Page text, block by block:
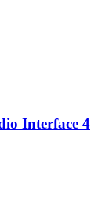
Interface 4